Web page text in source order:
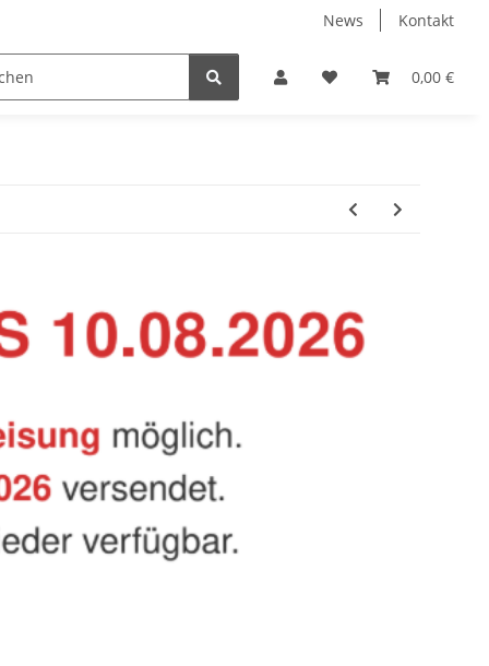
News Kontakt
0,00 €
Belüftung & Entlüftung